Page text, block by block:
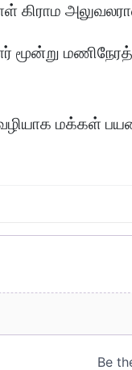
கிராம
மூன்று
மக்கள்